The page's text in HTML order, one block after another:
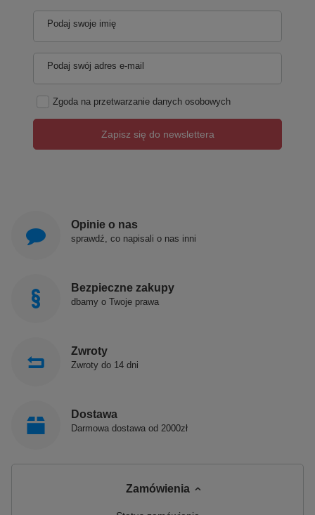
Podaj swoje imię
Podaj swój adres e-mail
Zgoda na przetwarzanie danych osobowych
Zapisz się do newslettera
Opinie o nas
sprawdź, co napisali o nas inni
Bezpieczne zakupy
dbamy o Twoje prawa
Zwroty
Zwroty do 14 dni
Dostawa
Darmowa dostawa od 2000zł
Zamówienia